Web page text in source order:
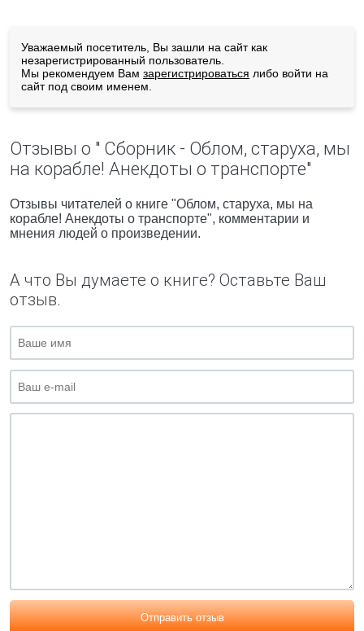
Уважаемый посетитель, Вы зашли на сайт как
незарегистрированный пользователь.
Мы рекомендуем Вам зарегистрироваться либо войти на
сайт под своим именем.
Отзывы о " Сборник - Облом, старуха, мы
на корабле! Анекдоты о транспорте"
Отзывы читателей о книге "Облом, старуха, мы на
корабле! Анекдоты о транспорте", комментарии и
мнения людей о произведении.
А что Вы думаете о книге? Оставьте Ваш
отзыв.
Отправить отзыв